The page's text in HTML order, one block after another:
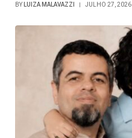
BY LUIZA MALAVAZZI JULHO 27, 2026